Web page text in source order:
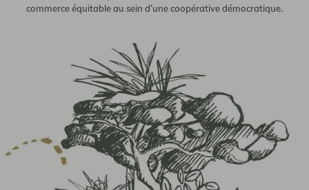
commerce équitable au sein d’une coopérative démocratique.